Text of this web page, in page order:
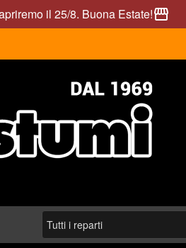
il 25/8. Buona Estate!storefront